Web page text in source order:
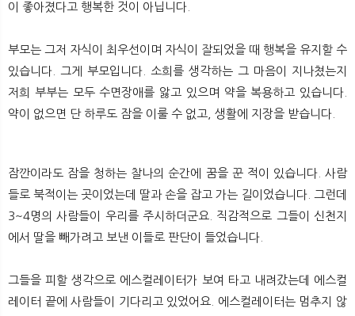
이 좋아졌다고 행복한 것이 아닙니다.
부모는 그저 자식이 최우선이며 자식이 잘되었을 때 행복을 유지할 수
있습니다. 그게 부모입니다. 소희를 생각하는 그 마음이 지나쳤는지
저희 부부는 모두 수면장애를 앓고 있으며 약을 복용하고 있습니다.
약이 없으면 단 하루도 잠을 이룰 수 없고, 생활에 지장을 받습니다.
잠깐이라도 잠을 청하는 찰나의 순간에 꿈을 꾼 적이 있습니다. 사람
들로 북적이는 곳이었는데 딸과 손을 잡고 가는 길이었습니다. 그런데
3~4명의 사람들이 우리를 주시하더군요. 직감적으로 그들이 신천지
에서 딸을 빼가려고 보낸 이들로 판단이 들었습니다.
그들을 피할 생각으로 에스컬레이터가 보여 타고 내려갔는데 에스컬
레이터 끝에 사람들이 기다리고 있었어요. 에스컬레이터는 멈추지 않